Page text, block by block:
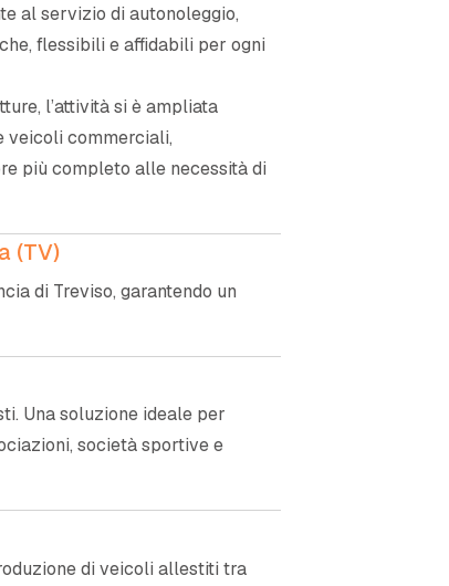
al servizio di autonoleggio,
flessibili e affidabili per ogni
l’attività si è ampliata
veicoli commerciali,
più completo alle necessità di
(TV)
di Treviso, garantendo un
Una soluzione ideale per
società sportive e
di veicoli allestiti tra